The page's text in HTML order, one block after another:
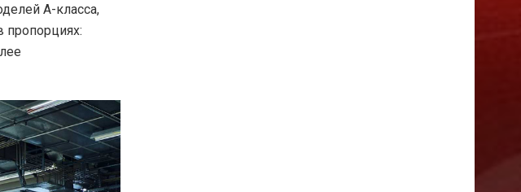
А-класса,
пропорциях: